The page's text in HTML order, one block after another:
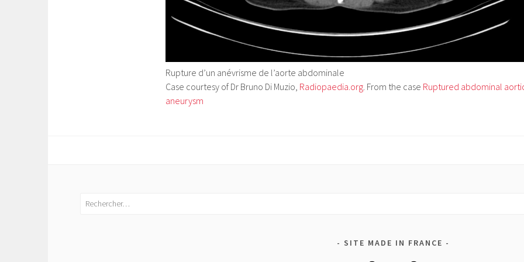
Rupture d’un anévrisme de l’aorte abdominale
Case courtesy of Dr Bruno Di Muzio, Radiopaedia.org . From the case Ruptured abdominal
aneurysm
Rechercher :
SITE MADE IN FRANCE